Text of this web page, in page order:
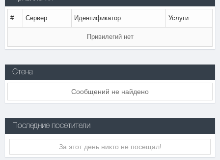
# Сервер Идентификатор Услуги
Привилегий нет
Стена
Сообщений не найдено
Последние посетители
За этот день никто не посещал!